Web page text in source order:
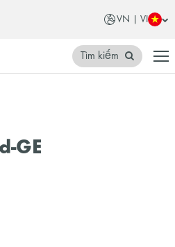
VN | VI
Tìm kiếm
GE